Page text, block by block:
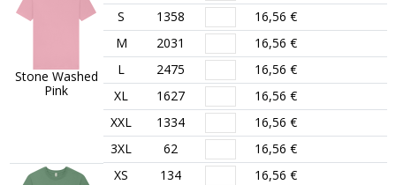
Stone Washed
Pink
S 1358
16,56 €
M
2031
16,56 €
L
2475
16,56 €
XL
1627
16,56 €
XXL
1334
16,56 €
3XL
62 16,56 €
XS 134
16,56 €